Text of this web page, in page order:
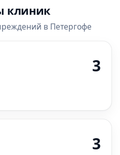
клиник
в Петергофе
3
3